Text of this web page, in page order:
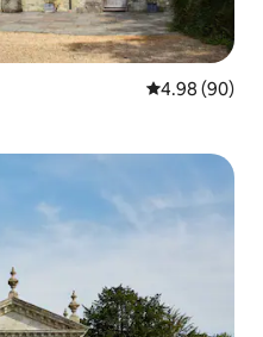
Ukadiriaji wa
4.98 (90)